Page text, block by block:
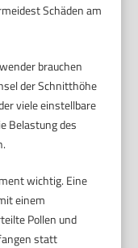
Schäden am
brauchen
der Schnitthöhe
viele einstellbare
Belastung des
wichtig. Eine
einem
Pollen und
statt